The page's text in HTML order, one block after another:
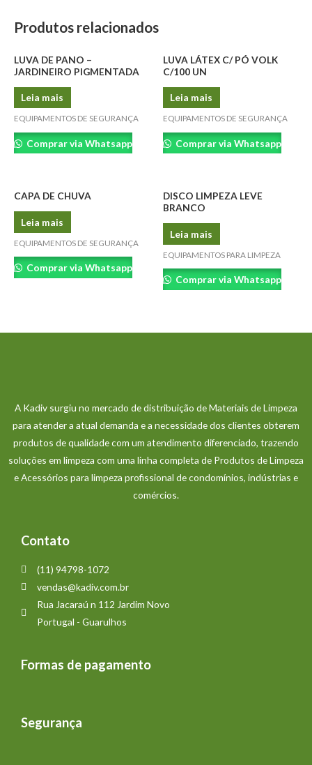
Produtos relacionados
LUVA DE PANO –
JARDINEIRO PIGMENTADA
Leia mais
EQUIPAMENTOS DE SEGURANÇA
Comprar via Whatsapp
LUVA LÁTEX C/ PÓ VOLK
C/100 UN
Leia mais
EQUIPAMENTOS DE SEGURANÇA
Comprar via Whatsapp
CAPA DE CHUVA
Leia mais
EQUIPAMENTOS DE SEGURANÇA
Comprar via Whatsapp
DISCO LIMPEZA LEVE
BRANCO
Leia mais
EQUIPAMENTOS PARA LIMPEZA
Comprar via Whatsapp
A Kadiv surgiu no mercado de distribuição de Materiais de Limpeza
para atender a atual demanda e a necessidade dos clientes obterem
produtos de qualidade com um atendimento diferenciado, trazendo
soluções em limpeza com uma linha completa de Produtos de Limpeza
e Acessórios para limpeza profissional de condomínios, indústrias e
comércios.
Contato
(11) 94798-1072
vendas@kadiv.com.br
Rua Jacaraú n 112 Jardim Novo
Portugal - Guarulhos
Formas de pagamento
Segurança